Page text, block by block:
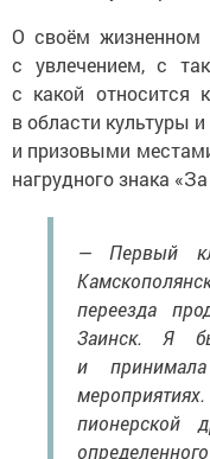
О своём жизненном
с увлечением, с
с какой относится
в области культуры
и призовыми
нагрудного знака
— Первый
переезда
Заинск. Я
и